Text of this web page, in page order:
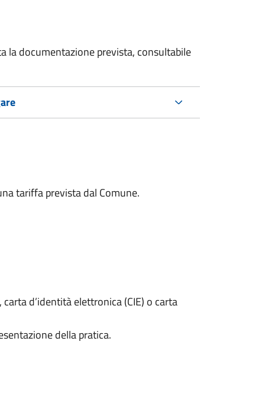
la documentazione prevista, consultabile
tariffa prevista dal Comune.
d’identità elettronica (CIE) o carta
della pratica.